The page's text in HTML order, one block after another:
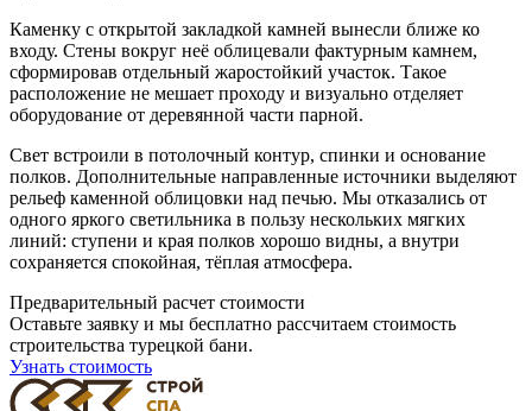
Каменку с открытой закладкой камней вынесли ближе ко
входу. Стены вокруг неё облицевали фактурным камнем,
сформировав отдельный жаростойкий участок. Такое
расположение не мешает проходу и визуально отделяет
оборудование от деревянной части парной.
Свет встроили в потолочный контур, спинки и основание
полков. Дополнительные направленные источники выделяют
рельеф каменной облицовки над печью. Мы отказались от
одного яркого светильника в пользу нескольких мягких
линий: ступени и края полков хорошо видны, а внутри
сохраняется спокойная, тёплая атмосфера.
Предварительный расчет стоимости
Оставьте заявку и мы бесплатно рассчитаем стоимость
строительства турецкой бани.
Узнать стоимость